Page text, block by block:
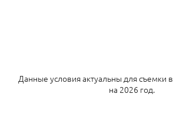
Данные условия актуальны для съемки в
на 2026 год.